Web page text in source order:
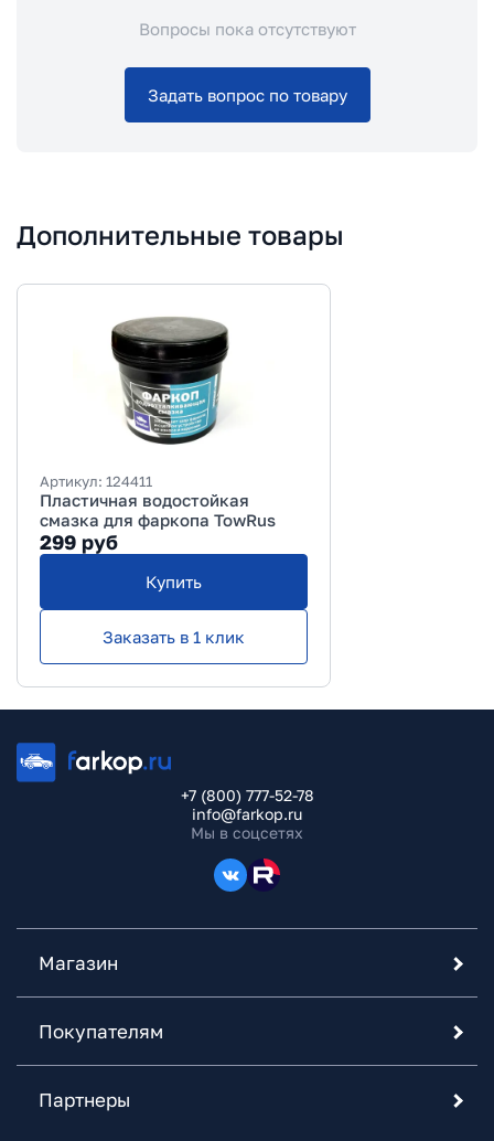
Вопросы пока отсутствуют
Задать вопрос по товару
Дополнительные товары
Артикул: 124411
Пластичная водостойкая
смазка для фаркопа TowRus
299 руб
Купить
Заказать в 1 клик
+7 (800) 777-52-78
info@farkop.ru
Мы в соцсетях
Магазин
Покупателям
Партнеры